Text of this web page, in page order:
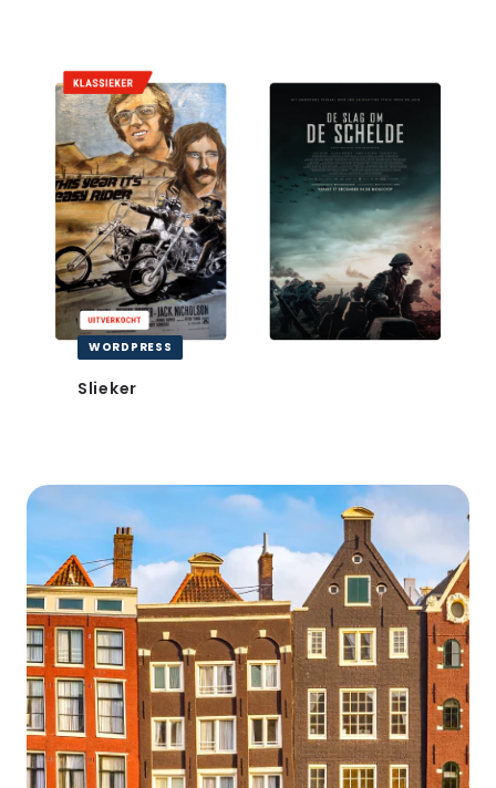
WORDPRESS
Slieker
JLG
Estate